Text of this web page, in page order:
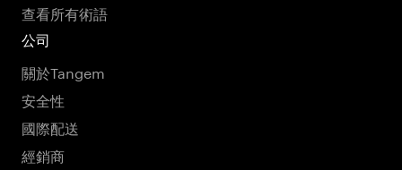
查看所有術語
公司
關於Tangem
安全性
國際配送
經銷商